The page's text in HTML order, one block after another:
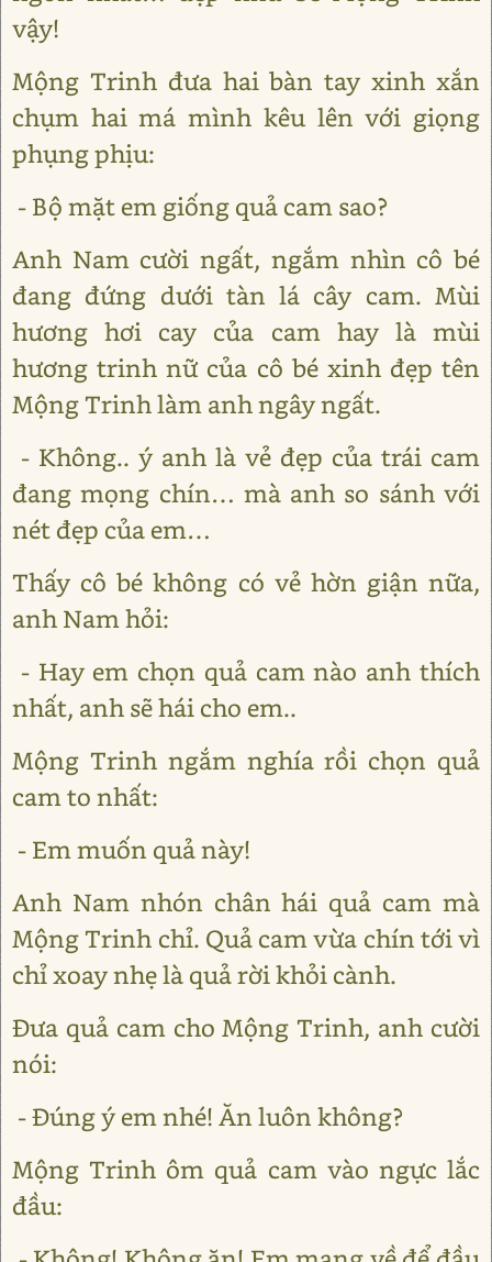
vậy!
Mộng Trinh đưa hai bàn tay xinh xắn
chụm hai má mình kêu lên với giọng
phụng phịu:
- Bộ mặt em giống quả cam sao?
Anh Nam cười ngất, ngắm nhìn cô bé
đang đứng dưới tàn lá cây cam. Mùi
hương hơi cay của cam hay là mùi
hương trinh nữ của cô bé xinh đẹp tên
Mộng Trinh làm anh ngây ngất.
- Không.. ý anh là vẻ đẹp của trái cam
đang mọng chín… mà anh so sánh với
nét đẹp của em…
Thấy cô bé không có vẻ hờn giận nữa,
anh Nam hỏi:
- Hay em chọn quả cam nào anh thích
nhất, anh sẽ hái cho em..
Mộng Trinh ngắm nghía rồi chọn quả
cam to nhất:
- Em muốn quả này!
Anh Nam nhón chân hái quả cam mà
Mộng Trinh chỉ. Quả cam vừa chín tới vì
chỉ xoay nhẹ là quả rời khỏi cành.
Đưa quả cam cho Mộng Trinh, anh cười
nói:
- Đúng ý em nhé! Ăn luôn không?
Mộng Trinh ôm quả cam vào ngực lắc
đầu: